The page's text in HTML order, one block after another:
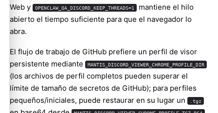
Web y
OPENCLAW_QA_DISCORD_KEEP_THREADS=1 mantiene el hilo
abierto el tiempo suficiente para que el navegador lo
abra.
El flujo de trabajo de GitHub prefiere un perfil de visor
persistente mediante
MANTIS_DISCORD_VIEWER_CHROME_PROFILE_DIR
(los archivos de perfil completos pueden superar el
límite de tamaño de secretos de GitHub); para perfiles
pequeños/iniciales, puede restaurar en su lugar un
.tgz